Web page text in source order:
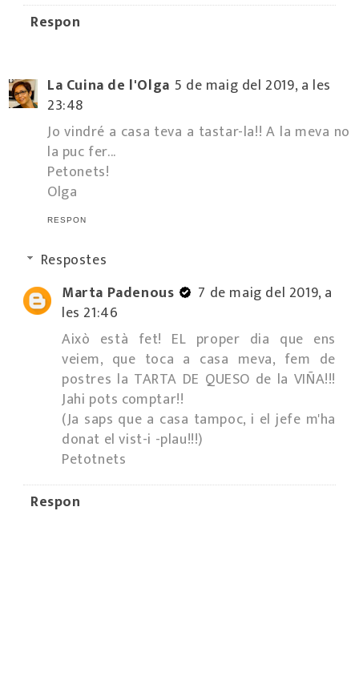
Respon
La Cuina de l'Olga 5 de maig del 2019, a les
23:48
Jo vindré a casa teva a tastar-la!! A la meva no
la puc fer...
Petonets!
Olga
RESPON
Respostes
Marta Padenous
7 de maig del 2019, a
les 21:46
Això està fet! EL proper dia que ens
veiem, que toca a casa meva, fem de
postres la TARTA DE QUESO de la VIÑA!!!
Jahi pots comptar!!
(Ja saps que a casa tampoc, i el jefe m'ha
donat el vist-i -plau!!!)
Petotnets
Respon